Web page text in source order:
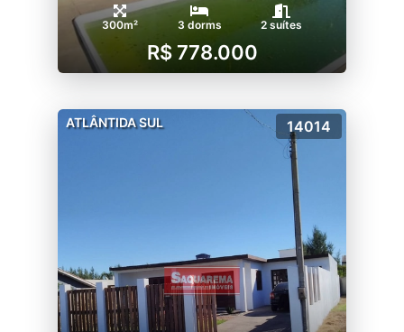
300m² 3 dorms 2 suítes
R$ 778.000
ATLÂNTIDA SUL 14014